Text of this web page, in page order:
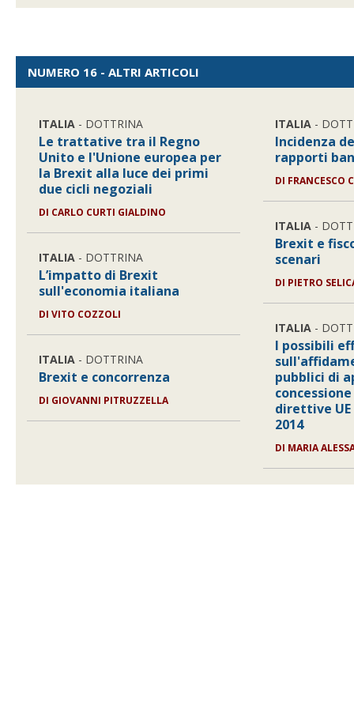
NUMERO 16 - ALTRI ARTICOLI
ITALIA - DOTTRINA
Le trattative tra il Regno
Unito e l'Unione europea per
la Brexit alla luce dei primi
due cicli negoziali
DI CARLO CURTI GIALDINO
ITALIA - DOTTRINA
L’impatto di Brexit
sull'economia italiana
DIVITO COZZOLI
ITALIA - DOTTRINA
Brexit e concorrenza
DI GIOVANNI PITRUZZELLA
ITALIA -
Incidenza
rapporti
DI FRANCESCO
ITALIA -
Brexit e
scenari
DI PIETRO
ITALIA -
I possibili
pubblici di
direttive UE
2014
DI MARIA